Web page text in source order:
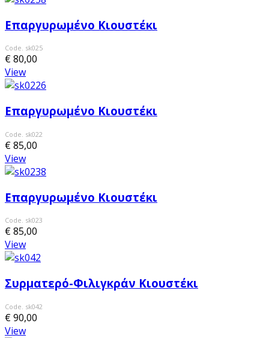
Επαργυρωμένο Κιουστέκι
Code. sk025
€ 80,00
View
Επαργυρωμένο Κιουστέκι
Code. sk022
€ 85,00
View
Επαργυρωμένο Κιουστέκι
Code. sk023
€ 85,00
View
Συρματερό-Φιλιγκράν Κιουστέκι
Code. sk042
€ 90,00
View